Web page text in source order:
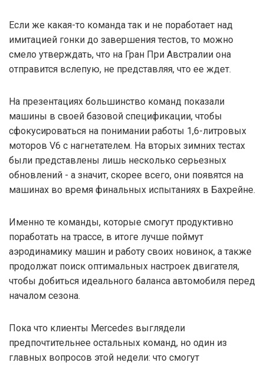
Если же какая-то команда так и не поработает над
имитацией гонки до завершения тестов, то можно
смело утверждать, что на Гран При Австралии она
отправится вслепую, не представляя, что ее ждет.
На презентациях большинство команд показали
машины в своей базовой спецификации, чтобы
сфокусироваться на понимании работы 1,6-литровых
моторов V6 с нагнетателем. На вторых зимних тестах
были представлены лишь несколько серьезных
обновлений - а значит, скорее всего, они появятся на
машинах во время финальных испытаниях в Бахрейне.
Именно те команды, которые смогут продуктивно
поработать на трассе, в итоге лучше поймут
аэродинамику машин и работу своих новинок, а также
продолжат поиск оптимальных настроек двигателя,
чтобы добиться идеального баланса автомобиля перед
началом сезона.
Пока что клиенты Mercedes выглядели
предпочтительнее остальных команд, но один из
главных вопросов этой недели: что смогут